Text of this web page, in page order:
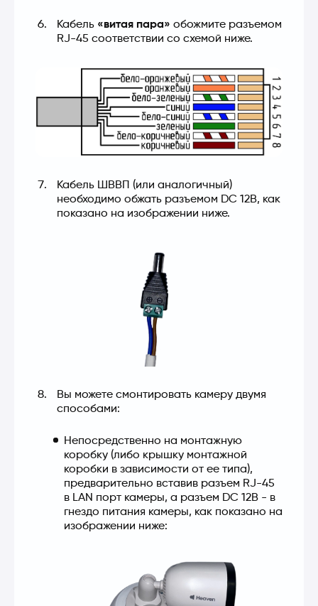
Кабель «витая пара» обожмите разъемом
RJ-45 соответствии со схемой ниже.
Кабель ШВВП (или аналогичный)
необходимо обжать разъемом DC 12В, как
показано на изображении ниже.
Вы можете смонтировать камеру двумя
способами:
Непосредственно на монтажную
коробку (либо крышку монтажной
коробки в зависимости от ее типа),
предварительно вставив разъем RJ-45
в LAN порт камеры, а разъем DC 12В - в
гнездо питания камеры, как показано на
изображении ниже: